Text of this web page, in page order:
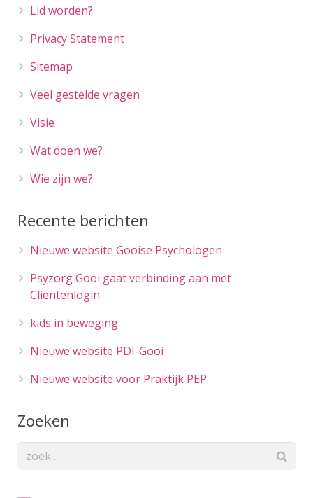
Lid worden?
Privacy Statement
Sitemap
Veel gestelde vragen
Visie
Wat doen we?
Wie zijn we?
Recente berichten
Nieuwe website Gooise Psychologen
Psyzorg Gooi gaat verbinding aan met
Cliëntenlogin
kids in beweging
Nieuwe website PDI-Gooi
Nieuwe website voor Praktijk PEP
Zoeken